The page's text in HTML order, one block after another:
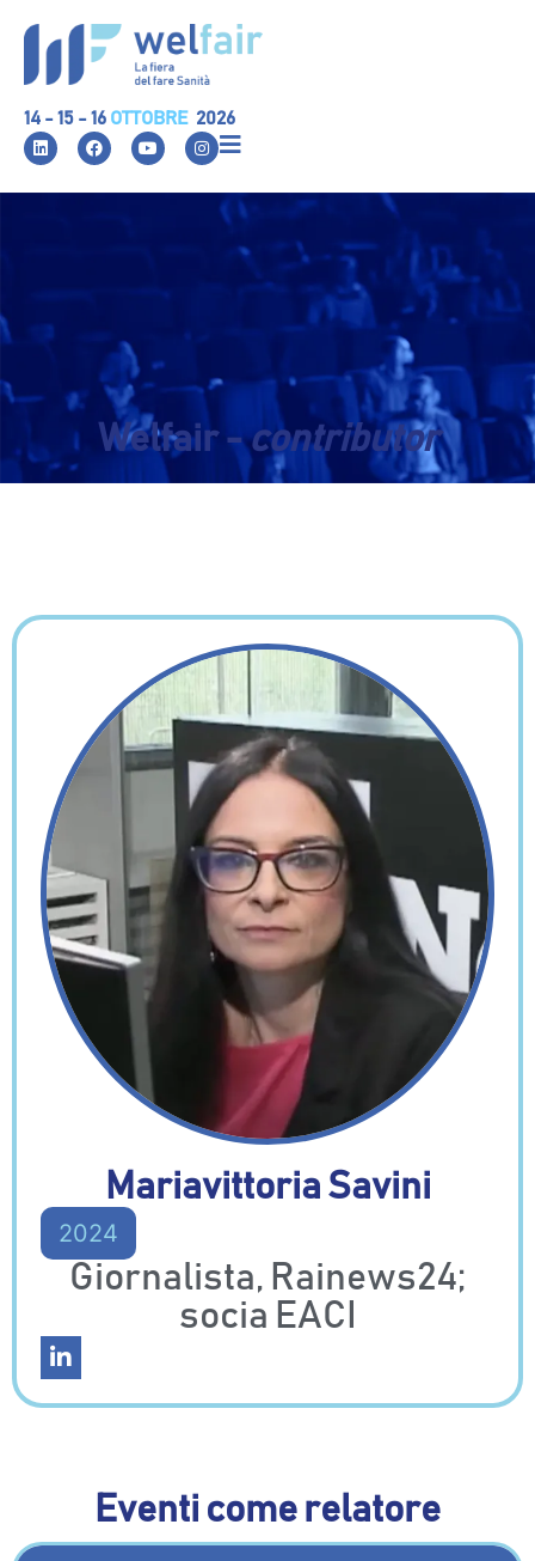
14 - 15 - 16 OTTOBRE 2026
Welfair -contributor
Mariavittoria Savini
2024
Giornalista, Rainews24;
socia EACI
Eventi come relatore